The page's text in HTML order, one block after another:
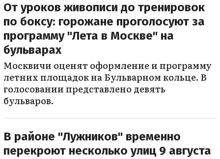
От уроков живописи до тренировок
по боксу: горожане проголосуют за
программу "Лета в Москве" на
бульварах
Москвичи оценят оформление и программу
летних площадок на Бульварном кольце. В
голосовании представлено девять
бульваров.
В районе "Лужников" временно
перекроют несколько улиц 9 августа